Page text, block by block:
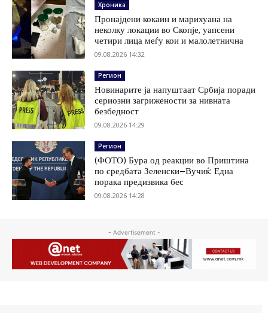
Хроника
Пронајдени кокаин и марихуана на
неколку локации во Скопје, уапсени
четири лица меѓу кои и малолетнична
09.08.2026 14:32
Регион
Новинарите ја напуштаат Србија поради
сериозни загрижености за нивната
безбедност
09.08.2026 14:29
Регион
(ФОТО) Бура од реакции во Приштина
по средбата Зеленски–Вучиќ: Една
порака предизвика бес
09.08.2026 14:28
- Advertisement -